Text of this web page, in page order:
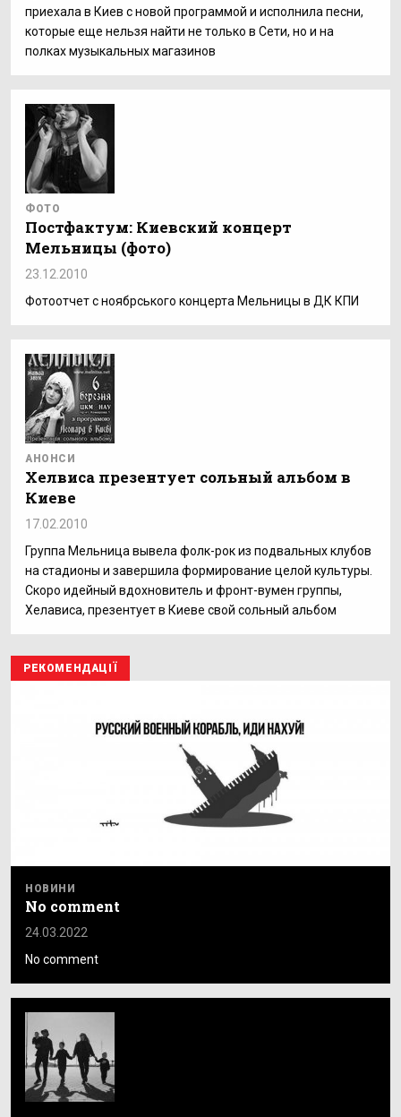
приехала в Киев с новой программой и исполнила песни,
которые еще нельзя найти не только в Сети, но и на
полках музыкальных магазинов
ФОТО
Постфактум: Киевский концерт
Мельницы (фото)
23.12.2010
Фотоотчет с ноябрського концерта Мельницы в ДК КПИ
АНОНСИ
Хелвиса презентует сольный альбом в
Киеве
17.02.2010
Группа Мельница вывела фолк-рок из подвальных клубов
на стадионы и завершила формирование целой культуры.
Скоро идейный вдохновитель и фронт-вумен группы,
Хелависа, презентует в Киеве свой сольный альбом
РЕКОМЕНДАЦІЇ
НОВИНИ
No comment
24.03.2022
No comment